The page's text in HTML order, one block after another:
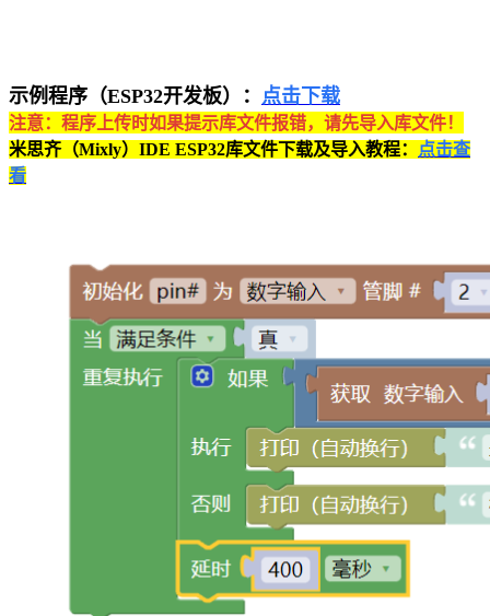
示例程序（ESP32开发板）： 点击下载
注意：程序上传时如果提示库文件报错，请先导入库文件！
米思齐（Mixly）IDE ESP32库文件下载及导入教程：
点击查
看